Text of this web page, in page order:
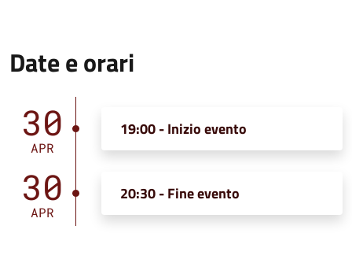
Date e orari
30
APR
19:00 - Inizio evento
30
APR
20:30 - Fine evento